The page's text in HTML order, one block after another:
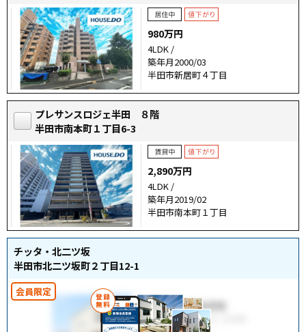
980万円
4LDK /
築年月2000/03
半田市新居町４丁目
プレサンスロジェ半田 ８階
半田市南本町１丁目6-3
2,890万円
4LDK /
築年月2019/02
半田市南本町１丁目
チッタ・北二ツ坂
半田市北二ツ坂町２丁目12-1